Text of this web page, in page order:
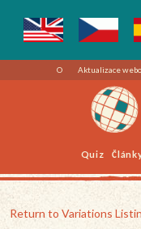
O Aktualizace
Quiz
Return to Variations